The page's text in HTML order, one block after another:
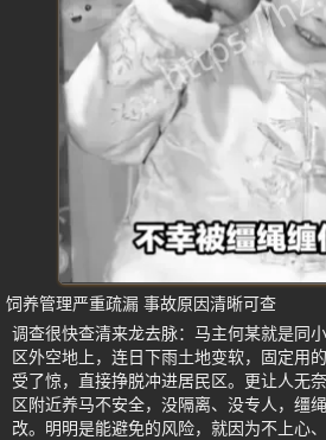
饲养管理严重疏漏 事故原因清晰可查
调查很快查清来龙去脉：马主何某就是同
区外空地上，连日下雨土地变软，固定用
受了惊，直接挣脱冲进居民区。更让人无
区附近养马不安全，没隔离、没专人，缰
改。明明是能避免的风险，就因为不上心